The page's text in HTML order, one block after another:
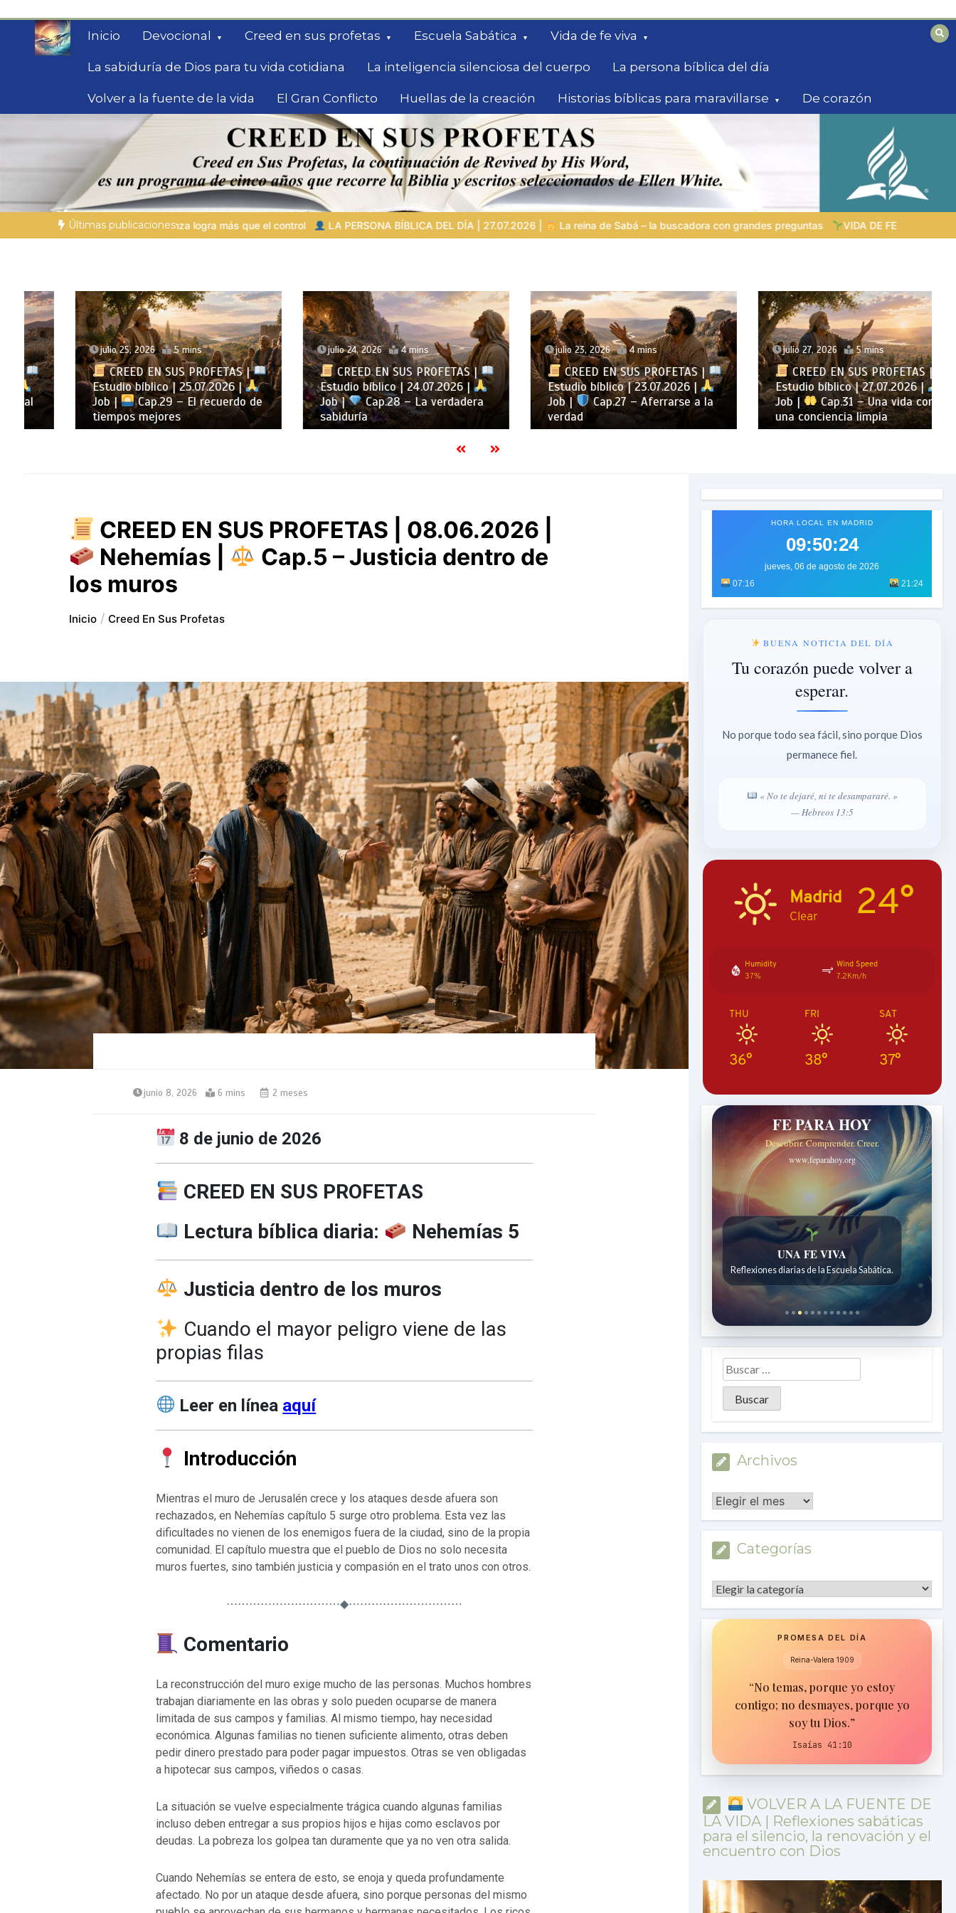
contenido
Inicio Devocional Creed en sus profetas Escuela Sabática Vida de fe viva
La sabiduría de Dios para tu vida cotidiana La inteligencia silenciosa del cuerpo La persona bíblica del día
Volver a la fuente de la vida El Gran Conflicto Huellas de la creación Historias bíblicas para maravillarse De corazón
Fe para Hoy
Reflexiones bíblicas para personas en búsqueda
Últimas publicaciones
más que el control LA PERSONA BÍBLICA DEL DÍA | 27.07.2026 | La reina de Sabá – la buscadora con grandes preguntas VIDA DE FE VIVA | Lección 5: «Todo para la gloria de Dios» |
julio 25, 2026 5 mins
CREED EN SUS PROFETAS |
Estudio bíblico | 25.07.2026 |
Job |
Cap.29 – El recuerdo de
tiempos mejores
julio 24, 2026 4 mins
CREED EN SUS PROFETAS |
Estudio bíblico | 24.07.2026 |
Job |
Cap.28 – La verdadera
sabiduría
julio 23, 2026 4 mins
CREED EN SUS PROFETAS |
Estudio bíblico | 23.07.2026 |
Job |
Cap.27 – Aferrarse a la
verdad
julio 27, 2026 5 mins
CREED EN SUS PROFETAS |
Estudio bíblico | 27.07.2026 |
Job |
Cap.31 – Una vida con
una conciencia limpia
CREED EN SUS PROFETAS | 08.06.2026 |
Nehemías |
Cap.5 – Justicia dentro de
los muros
Inicio Creed En Sus Profetas
junio 8, 2026 6 mins 2 meses
8 de junio de 2026
CREED EN SUS PROFETAS
Lectura bíblica diaria:
Nehemías 5
Justicia dentro de los muros
Cuando el mayor peligro viene de las
propias filas
Leer en línea aquí
Introducción
Mientras el muro de Jerusalén crece y los ataques desde afuera son
rechazados, en Nehemías capítulo 5 surge otro problema. Esta vez las
dificultades no vienen de los enemigos fuera de la ciudad, sino de la propia
comunidad. El capítulo muestra que el pueblo de Dios no solo necesita
muros fuertes, sino también justicia y compasión en el trato unos con otros.
⋯⋯⋯⋯⋯⋯⋯⋯⋯⋯◆⋯⋯⋯⋯⋯⋯⋯⋯⋯⋯
Comentario
La reconstrucción del muro exige mucho de las personas. Muchos hombres
trabajan diariamente en las obras y solo pueden ocuparse de manera
limitada de sus campos y familias. Al mismo tiempo, hay necesidad
económica. Algunas familias no tienen suficiente alimento, otras deben
pedir dinero prestado para poder pagar impuestos. Otras se ven obligadas
a hipotecar sus campos, viñedos o casas.
La situación se vuelve especialmente trágica cuando algunas familias
incluso deben entregar a sus propios hijos e hijas como esclavos por
deudas. La pobreza los golpea tan duramente que ya no ven otra salida.
Cuando Nehemías se entera de esto, se enoja y queda profundamente
afectado. No por un ataque desde afuera, sino porque personas del mismo
HORA LOCAL EN MADRID
09:50:26
jueves, 06 de agosto de 2026
07:16
21:24
BUENA NOTICIA DEL DÍA
Tu corazón puede volver a
esperar.
No porque todo sea fácil, sino porque Dios
permanece fiel.
« No te dejaré, ni te desampararé. »
— Hebreos 13:5
Madrid
Clear 24°
Humidity
37%
Wind Speed
7.2Km/h
THU
36°
FRI
38°
SAT
37°
FE PARA HOY
Descubrir. Comprender. Creer.
www.feparahoy.org
UNA FE VIVA
Reflexiones diarias de la Escuela Sabática.
Archivos
Archivos
Categorías
Categorías
PROMESA DEL DÍA
Reina-Valera 1909
“No temas, porque yo estoy
contigo; no desmayes, porque yo
soy tu Dios.”
Isaías 41:10
VOLVER A LA FUENTE DE
LA VIDA | Reflexiones sabáticas
para el silencio, la renovación y el
encuentro con Dios